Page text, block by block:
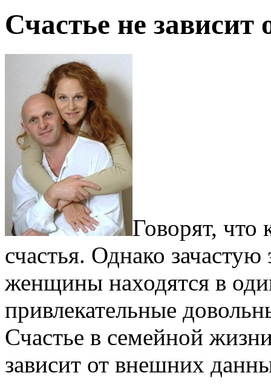
Счастье не зависит
Говорят, что
счастья. Однако
женщины находятся в
привлекательные
Счастье в семейной
зависит от внешних